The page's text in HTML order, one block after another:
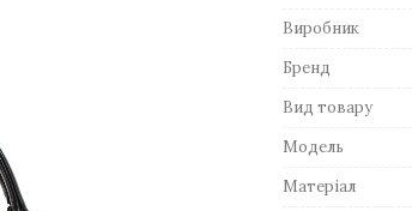
Виробник
Бренд
Вид товару
Модель
Матеріал